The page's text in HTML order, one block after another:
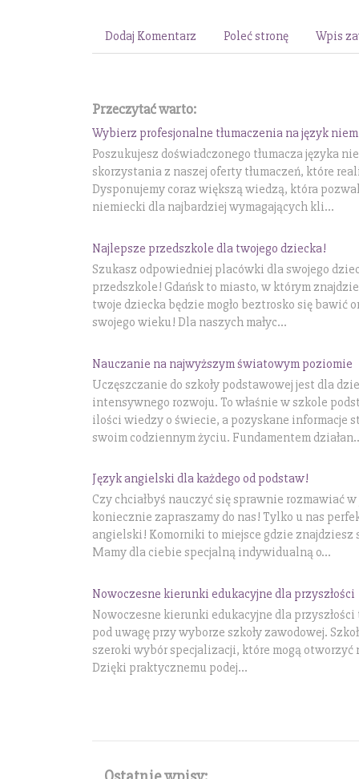
Dodaj Komentarz Poleć stronę Wpis
Przeczytać warto:
Wybierz profesjonalne tłumaczenia na język
Poszukujesz doświadczonego tłumacza języka
skorzystania z naszej oferty tłumaczeń, które
Dysponujemy coraz większą wiedzą, która
niemiecki dla najbardziej wymagających kli...
Najlepsze przedszkole dla twojego dziecka!
Szukasz odpowiedniej placówki dla swojego
przedszkole! Gdańsk to miasto, w którym
twoje dziecka będzie mogło beztrosko się bawić
swojego wieku! Dla naszych małyc...
Nauczanie na najwyższym światowym poziomie
Uczęszczanie do szkoły podstawowej jest dla
intensywnego rozwoju. To właśnie w szkole
ilości wiedzy o świecie, a pozyskane informacje
swoim codziennym życiu. Fundamentem
Język angielski dla każdego od podstaw!
Czy chciałbyś nauczyć się sprawnie rozmawiać
koniecznie zapraszamy do nas! Tylko u nas
angielski! Komorniki to miejsce gdzie znajdziesz
Mamy dla ciebie specjalną indywidualną o...
Nowoczesne kierunki edukacyjne dla przyszłości
Nowoczesne kierunki edukacyjne dla
pod uwagę przy wyborze szkoły zawodowej.
szeroki wybór specjalizacji, które mogą
Dzięki praktycznemu podej...